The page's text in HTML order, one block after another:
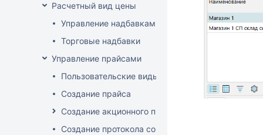
Расчетный вид цены
Управление надбавками
Торговые надбавки
Управление прайсами
Пользовательские виды цен
Создание прайса
Создание акционного прайса
Создание протокола согласования цен